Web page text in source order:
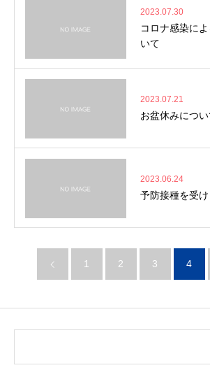
2023.07.30
コロナ感染に
いて
2023.07.21
お盆休みについ
2023.06.24
予防接種を受
1 2 3 4